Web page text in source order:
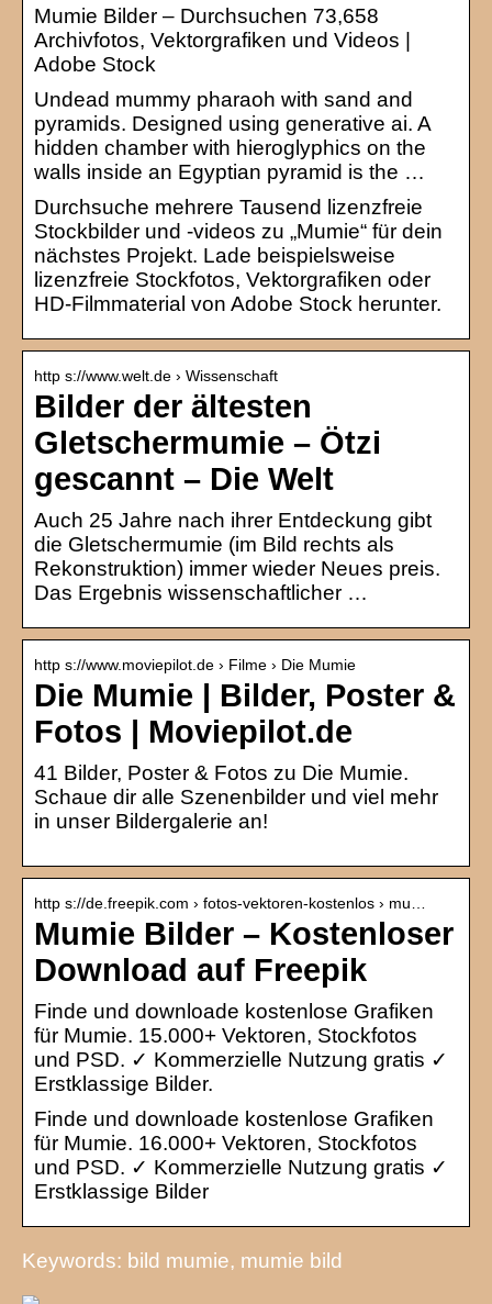
Mumie Bilder – Durchsuchen 73,658
Archivfotos, Vektorgrafiken und Videos |
Adobe Stock
Undead mummy pharaoh with sand and
pyramids. Designed using generative ai. A
hidden chamber with hieroglyphics on the
walls inside an Egyptian pyramid is the …
Durchsuche mehrere Tausend lizenzfreie
Stockbilder und -videos zu „Mumie“ für dein
nächstes Projekt. Lade beispielsweise
lizenzfreie Stockfotos, Vektorgrafiken oder
HD-Filmmaterial von Adobe Stock herunter.
http s://www.welt.de › Wissenschaft
Bilder der ältesten
Gletschermumie – Ötzi
gescannt – Die Welt
Auch 25 Jahre nach ihrer Entdeckung gibt
die Gletschermumie (im Bild rechts als
Rekonstruktion) immer wieder Neues preis.
Das Ergebnis wissenschaftlicher …
http s://www.moviepilot.de › Filme › Die Mumie
Die Mumie | Bilder, Poster &
Fotos | Moviepilot.de
41 Bilder, Poster & Fotos zu Die Mumie.
Schaue dir alle Szenenbilder und viel mehr
in unser Bildergalerie an!
http s://de.freepik.com › fotos-vektoren-kostenlos › mu…
Mumie Bilder – Kostenloser
Download auf Freepik
Finde und downloade kostenlose Grafiken
für Mumie. 15.000+ Vektoren, Stockfotos
und PSD. ✓ Kommerzielle Nutzung gratis ✓
Erstklassige Bilder.
Finde und downloade kostenlose Grafiken
für Mumie. 16.000+ Vektoren, Stockfotos
und PSD. ✓ Kommerzielle Nutzung gratis ✓
Erstklassige Bilder
Keywords: bild mumie, mumie bild